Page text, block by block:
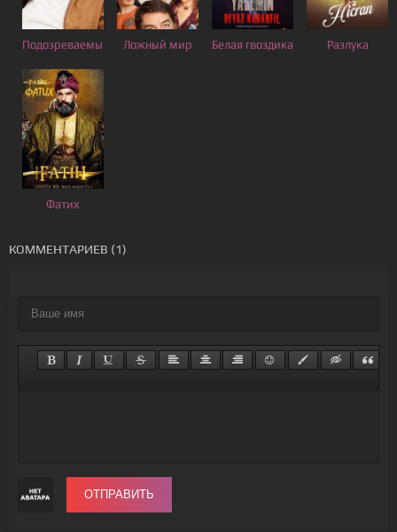
Подозреваемый Ложный мир Белая гвоздика Разлука
Фатих
КОММЕНТАРИЕВ (1)
ОТПРАВИТЬ